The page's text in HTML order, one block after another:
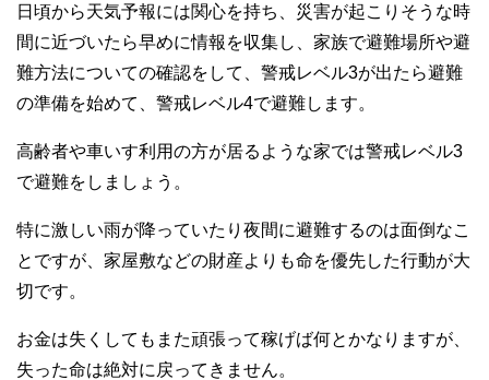
日頃から天気予報には関心を持ち、災害が起こりそうな時
間に近づいたら早めに情報を収集し、家族で避難場所や避
難方法についての確認をして、警戒レベル3が出たら避難
の準備を始めて、警戒レベル4で避難します。
高齢者や車いす利用の方が居るような家では警戒レベル3
で避難をしましょう。
特に激しい雨が降っていたり夜間に避難するのは面倒なこ
とですが、家屋敷などの財産よりも命を優先した行動が大
切です。
お金は失くしてもまた頑張って稼げば何とかなりますが、
失った命は絶対に戻ってきません。